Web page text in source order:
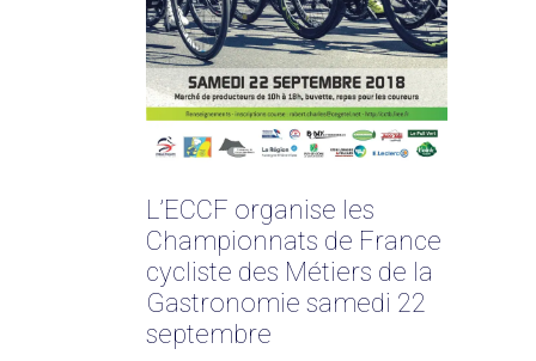
L’ECCF organise les
Championnats de France
cycliste des Métiers de la
Gastronomie samedi 22
septembre